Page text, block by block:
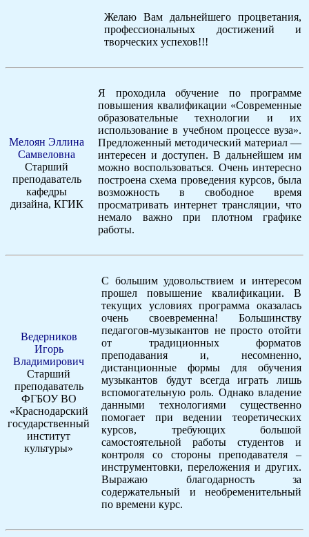
Желаю Вам дальнейшего процветания,
профессиональных достижений и
творческих успехов!!!
Мелоян Эллина
Самвеловна
Старший
преподаватель
кафедры
дизайна, КГИК
Я проходила обучение по программе
повышения квалификации «Современные
образовательные технологии и их
использование в учебном процессе вуза».
Предложенный методический материал —
интересен и доступен. В дальнейшем им
можно воспользоваться. Очень интересно
построена схема проведения курсов, была
возможность в свободное время
просматривать интернет трансляции, что
немало важно при плотном графике
работы.
Ведерников
Игорь
Владимирович
Старший
преподаватель
ФГБОУ ВО
«Краснодарский
государственный
институт
культуры»
С большим удовольствием и интересом
прошел повышение квалификации. В
текущих условиях программа оказалась
очень своевременна! Большинству
педагогов-музыкантов не просто отойти
от традиционных форматов
преподавания и, несомненно,
дистанционные формы для обучения
музыкантов будут всегда играть лишь
вспомогательную роль. Однако владение
данными технологиями существенно
помогает при ведении теоретических
курсов, требующих большой
самостоятельной работы студентов и
контроля со стороны преподавателя –
инструментовки, переложения и других.
Выражаю благодарность за
содержательный и необременительный
по времени курс.